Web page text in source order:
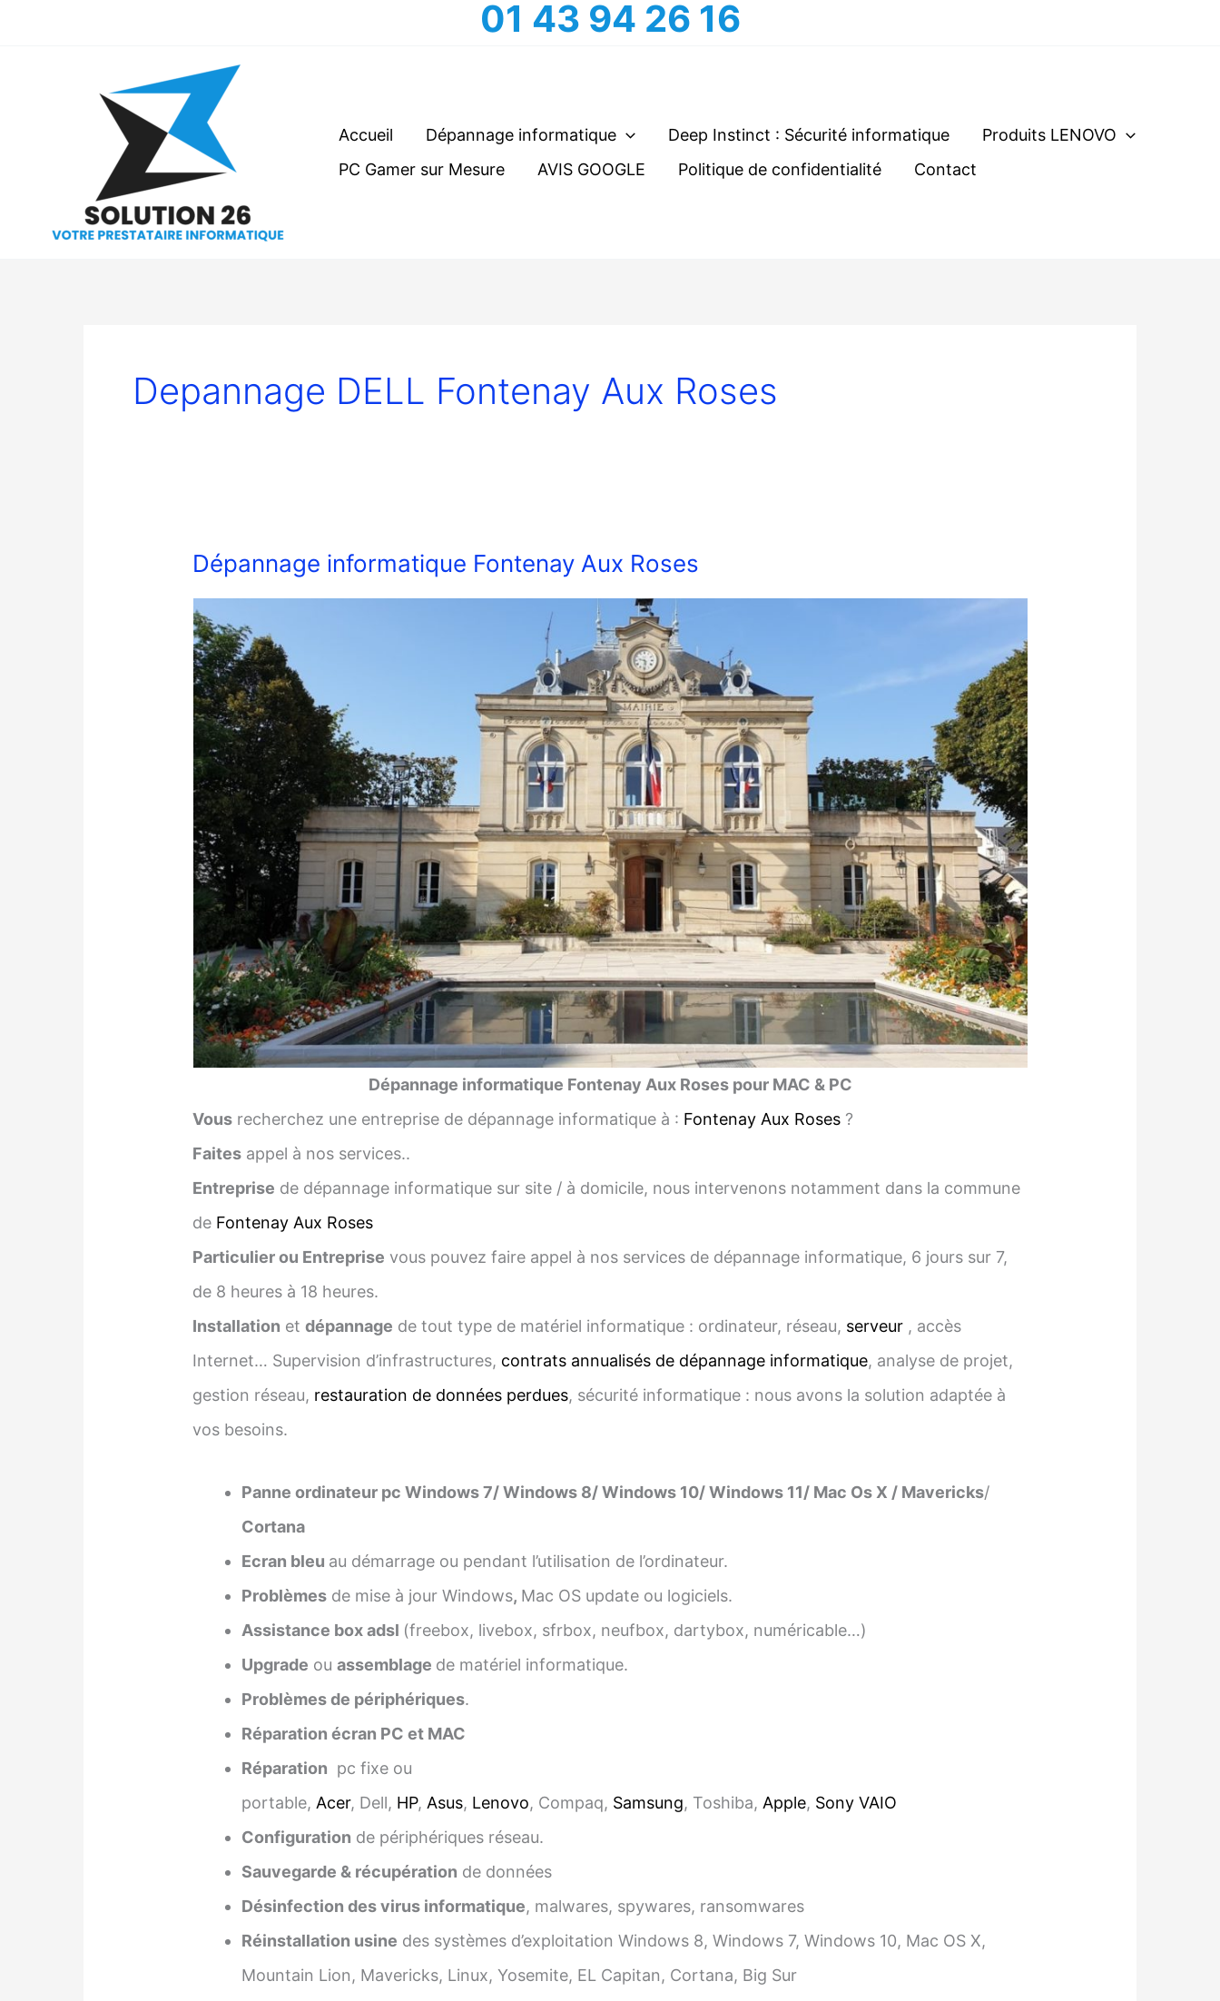
01 43 94 26 16
Accueil Dépannage informatique Deep Instinct : Sécurité informatique
Produits LENOVO
PC Gamer sur Mesure
AVIS GOOGLE Politique de confidentialité Contact
Depannage DELL Fontenay Aux Roses
Dépannage informatique Fontenay Aux Roses
Dépannage informatique Fontenay Aux Roses pour MAC & PC
Vous recherchez une entreprise de dépannage informatique à : Fontenay Aux Roses ?
Faites appel à nos services..
Entreprise de dépannage informatique sur site / à domicile, nous intervenons notamment dans la commune
de Fontenay Aux Roses
Particulier ou Entreprise vous pouvez faire appel à nos services de dépannage informatique, 6 jours sur 7,
de 8 heures à 18 heures.
Installation etdépannage de tout type de matériel informatique : ordinateur, réseau, serveur , accès
Internet… Supervision d’infrastructures, contrats annualisés de dépannage informatique, analyse de projet,
gestion réseau, restauration de données perdues, sécurité informatique : nous avons la solution adaptée à
vos besoins.
Panne ordinateur pc Windows 7/ Windows 8/ Windows 10/ Windows 11/ Mac Os X / Mavericks/
Cortana
Ecran bleu au démarrage ou pendant l’utilisation de l’ordinateur.
Problèmes de mise à jour Windows, Mac OS update ou logiciels.
Assistance box adsl (freebox, livebox, sfrbox, neufbox, dartybox, numéricable…)
Upgrade ouassemblage de matériel informatique.
Problèmes de périphériques.
Réparation écran PC et MAC
Réparation pc fixe ou
portable,Acer, Dell, HP,Asus, Lenovo, Compaq, Samsung, Toshiba,Apple, Sony VAIO
Configuration de périphériques réseau.
Sauvegarde & récupération de données
Désinfection des virus informatique, malwares, spywares, ransomwares
Réinstallation usine des systèmes d’exploitation Windows 8, Windows 7, Windows 10, Mac OS X,
Mountain Lion, Mavericks, Linux, Yosemite, EL Capitan, Cortana, Big Sur